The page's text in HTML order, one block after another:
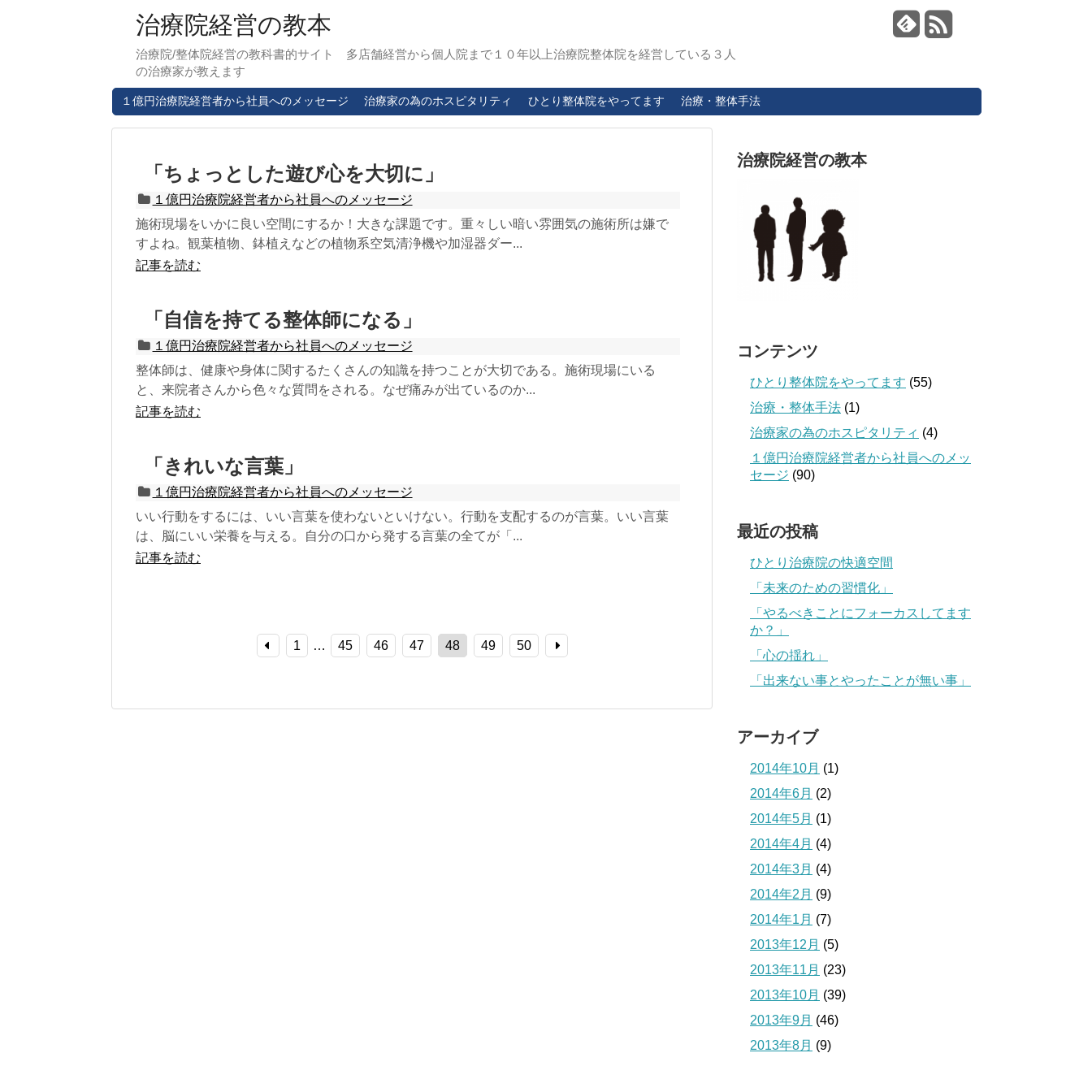
治療院経営の教本
治療院/整体院経営の教科書的サイト 多店舗経営から個人院まで１０年以上治療院整体院を経営している３人
の治療家が教えます
１億円治療院経営者から社員へのメッセージ 治療家の為のホスピタリティ ひとり整体院をやってます 治療・整体手法
「ちょっとした遊び心を大切に」
１億円治療院経営者から社員へのメッセージ
施術現場をいかに良い空間にするか！大きな課題です。重々しい暗い雰囲気の施術所は嫌で
すよね。観葉植物、鉢植えなどの植物系空気清浄機や加湿器ダー...
記事を読む
「自信を持てる整体師になる」
１億円治療院経営者から社員へのメッセージ
整体師は、健康や身体に関するたくさんの知識を持つことが大切である。施術現場にいる
と、来院者さんから色々な質問をされる。なぜ痛みが出ているのか...
記事を読む
「きれいな言葉」
１億円治療院経営者から社員へのメッセージ
いい行動をするには、いい言葉を使わないといけない。行動を支配するのが言葉。いい言葉
は、脳にいい栄養を与える。自分の口から発する言葉の全てが「...
記事を読む
1 … 45 46 47 48 49 50
治療院経営の教本
コンテンツ
ひとり整体院をやってます (55)
治療・整体手法 (1)
治療家の為のホスピタリティ (4)
１億円治療院経営者から社員へのメッ
セージ (90)
最近の投稿
ひとり治療院の快適空間
「未来のための習慣化」
「やるべきことにフォーカスしてます
か？」
「心の揺れ」
「出来ない事とやったことが無い事」
アーカイブ
2014年10月 (1)
2014年6月 (2)
2014年5月 (1)
2014年4月 (4)
2014年3月 (4)
2014年2月 (9)
2014年1月 (7)
2013年12月 (5)
2013年11月 (23)
2013年10月 (39)
2013年9月 (46)
2013年8月 (9)